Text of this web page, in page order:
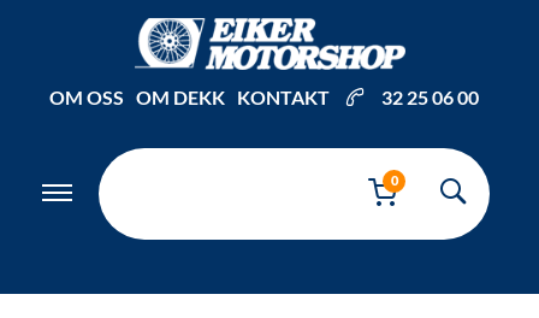
OM OSS OM DEKK KONTAKT 32 25 06 00
0